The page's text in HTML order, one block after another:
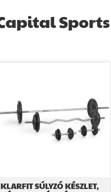
KLARFIT SÚLYZÓ KÉSZLET,